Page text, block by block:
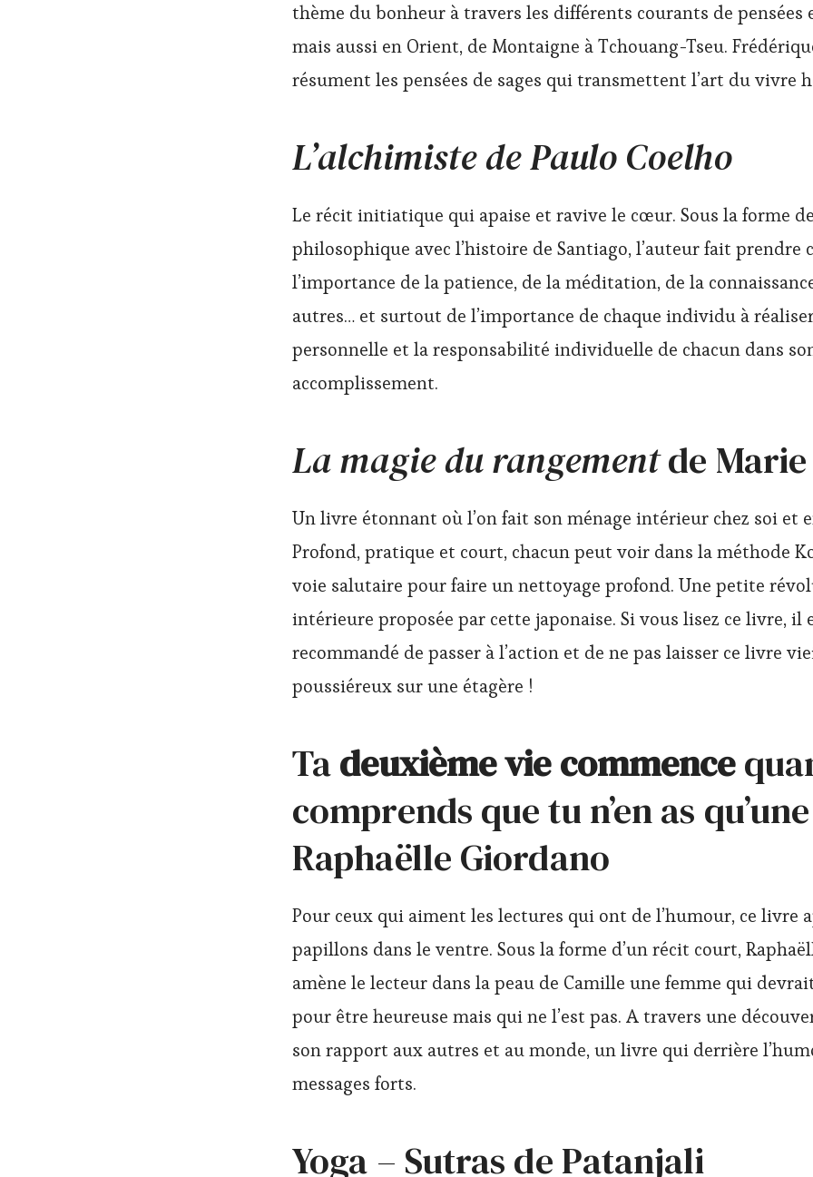
thème du bonheur à travers les différents courants de pensées
mais aussi en Orient, de Montaigne à Tchouang-Tseu.
résument les pensées de sages qui transmettent l’art du vivre
L’alchimiste de Paulo Coelho
Le récit initiatique qui apaise et ravive le cœur. Sous la forme
philosophique avec l’histoire de Santiago, l’auteur fait prendre
l’importance de la patience, de la méditation, de la
autres… et surtout de l’importance de chaque individu à
personnelle et la responsabilité individuelle de chacun dans
accomplissement.
La magie du rangementde
Un livre étonnant où l’on fait son ménage intérieur chez soi et
Profond, pratique et court, chacun peut voir dans la méthode
voie salutaire pour faire un nettoyage profond. Une petite
intérieure proposée par cette japonaise. Si vous lisez ce livre, il
recommandé de passer à l’action et de ne pas laisser ce livre
poussiéreux sur une étagère !
Tadeuxième vie commence
comprends que tu n’en as
Raphaëlle Giordano
Pour ceux qui aiment les lectures qui ont de l’humour, ce livre
papillons dans le ventre. Sous la forme d’un récit court,
amène le lecteur dans la peau de Camille une femme qui
pour être heureuse mais qui ne l’est pas. A travers une
son rapport aux autres et au monde, un livre qui derrière
messages forts.
Yoga – Sutras de Patanjali